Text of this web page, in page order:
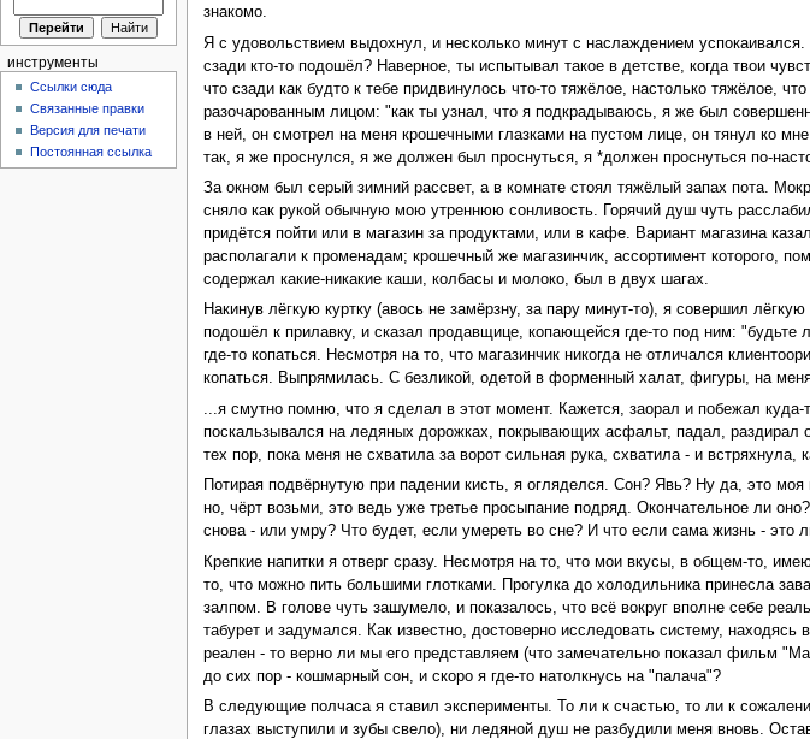
знакомо.
Я с удовольствием выдохнул, и несколько минут с наслаждением
сзади кто-то подошёл? Наверное, ты испытывал такое в детстве, когда твои
что сзади как будто к тебе придвинулось что-то тяжёлое, настолько тяжёлое,
разочарованным лицом: "как ты узнал, что я подкрадываюсь, я же был
в ней, он смотрел на меня крошечными глазками на пустом лице, он тянул ко
так, я же проснулся, я же должен был проснуться, я *должен проснуться по-
За окном был серый зимний рассвет, а в комнате стоял тяжёлый запах пота.
сняло как рукой обычную мою утреннюю сонливость. Горячий душ чуть
придётся пойти или в магазин за продуктами, или в кафе. Вариант магазина
располагали к променадам; крошечный же магазинчик, ассортимент которого,
содержал какие-никакие каши, колбасы и молоко, был в двух шагах.
Накинув лёгкую куртку (авось не замёрзну, за пару минут-то), я совершил
подошёл к прилавку, и сказал продавщице, копающейся где-то под ним: "будьте
где-то копаться. Несмотря на то, что магазинчик никогда не отличался
копаться. Выпрямилась. С безликой, одетой в форменный халат, фигуры, на
...я смутно помню, что я сделал в этот момент. Кажется, заорал и побежал
поскальзывался на ледяных дорожках, покрывающих асфальт, падал,
тех пор, пока меня не схватила за ворот сильная рука, схватила - и
Потирая подвёрнутую при падении кисть, я огляделся. Сон? Явь? Ну да, это
но, чёрт возьми, это ведь уже третье просыпание подряд. Окончательное ли
снова - или умру? Что будет, если умереть во сне? И что если сама жизнь - это
Крепкие напитки я отверг сразу. Несмотря на то, что мои вкусы, в общем-то,
то, что можно пить большими глотками. Прогулка до холодильника принесла
залпом. В голове чуть зашумело, и показалось, что всё вокруг вполне себе
табурет и задумался. Как известно, достоверно исследовать систему,
реален - то верно ли мы его представляем (что замечательно показал фильм
до сих пор - кошмарный сон, и скоро я где-то натолкнусь на "палача"?
В следующие полчаса я ставил эксперименты. То ли к счастью, то ли к
глазах выступили и зубы свело), ни ледяной душ не разбудили меня вновь.
инструменты
Ссылки сюда
Связанные правки
Версия для печати
Постоянная ссылка